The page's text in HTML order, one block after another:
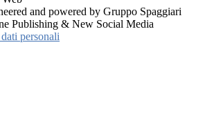
and powered by Gruppo Spaggiari
Publishing & New Social Media
personali